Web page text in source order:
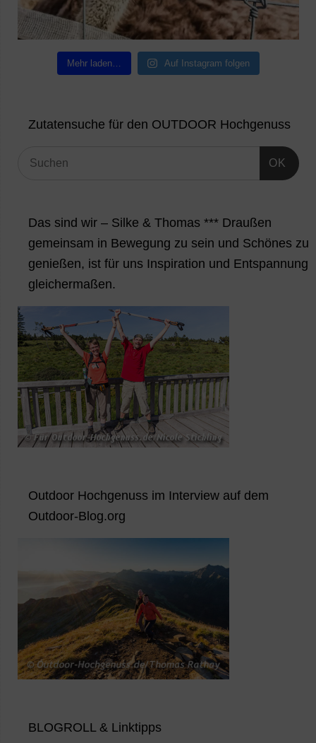
Mehr laden… Auf Instagram folgen
Zutatensuche für den OUTDOOR Hochgenuss
OK
Das sind wir – Silke & Thomas *** Draußen
gemeinsam in Bewegung zu sein und Schönes zu
genießen, ist für uns Inspiration und Entspannung
gleichermaßen.
Outdoor Hochgenuss im Interview auf dem
Outdoor-Blog.org
BLOGROLL & Linktipps